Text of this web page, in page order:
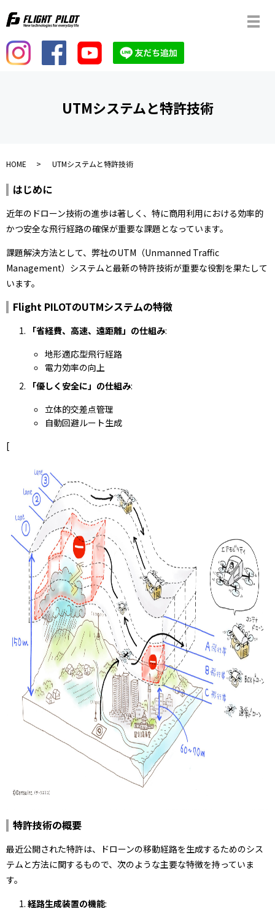
UTMシステムと特許技術
HOME UTMシステムと特許技術
はじめに
近年のドローン技術の進歩は著しく、特に商用利用における効率的
かつ安全な飛行経路の確保が重要な課題となっています。
課題解決方法として、弊社のUTM（Unmanned Traffic
Management）システムと最新の特許技術が重要な役割を果たして
います。
Flight PILOTのUTMシステムの特徴
「省経費、高速、遠距離」の仕組み:
地形適応型飛行経路
電力効率の向上
「優しく安全に」の仕組み:
立体的交差点管理
自動回避ルート生成
[
特許技術の概要
最近公開された特許は、ドローンの移動経路を生成するためのシス
テムと方法に関するもので、次のような主要な特徴を持っていま
す。
経路生成装置の機能: